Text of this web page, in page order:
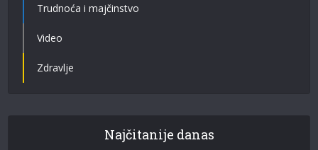
Trudnoća i majčinstvo
Video
Zdravlje
Najčitanije danas